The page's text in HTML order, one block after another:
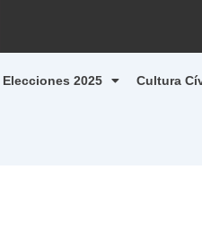
Elecciones 2025 Cultura